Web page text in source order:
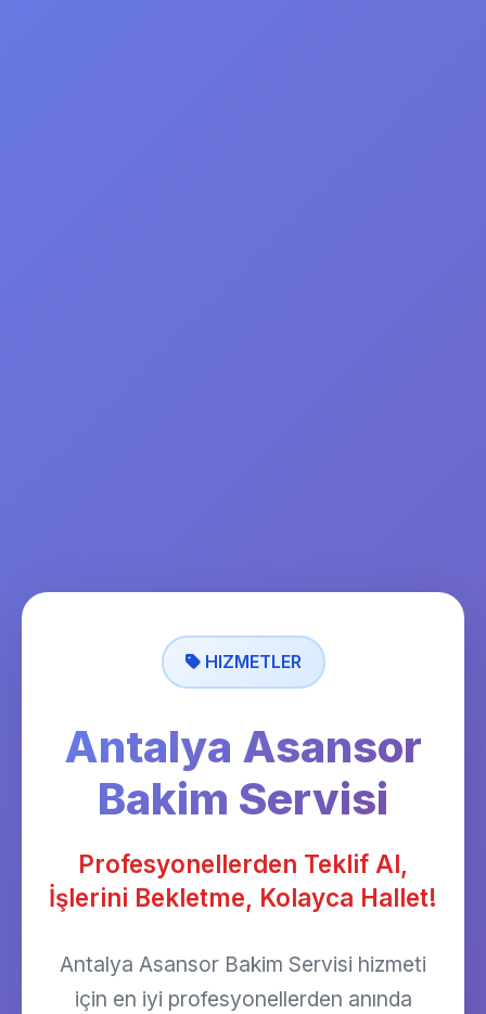
HIZMETLER
Antalya Asansor
Bakim Servisi
Profesyonellerden Teklif Al,
İşlerini Bekletme, Kolayca Hallet!
Antalya Asansor Bakim Servisi hizmeti
için en iyi profesyonellerden anında